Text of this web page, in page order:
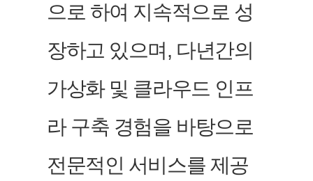
으로 하여 지속적으로 성
장하고 있으며, 다년간의
가상화 및 클라우드 인프
라 구축 경험을 바탕으로
전문적인 서비스를 제공